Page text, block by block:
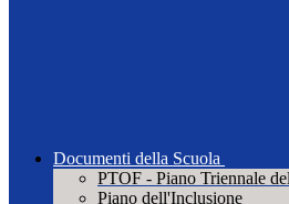
Documenti della Scuola
PTOF - Piano Triennale
Piano dell'Inclusione